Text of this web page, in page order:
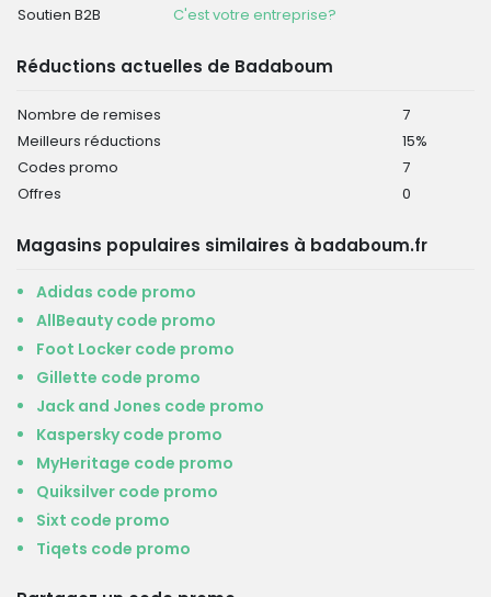
Soutien B2B
C'est votre entreprise?
Réductions actuelles de Badaboum
Nombre de remises
7
Meilleurs réductions
15%
Codes promo
7
Offres
0
Magasins populaires similaires à badaboum.fr
Adidas code promo
AllBeauty code promo
Foot Locker code promo
Gillette code promo
Jack and Jones code promo
Kaspersky code promo
MyHeritage code promo
Quiksilver code promo
Sixt code promo
Tiqets code promo